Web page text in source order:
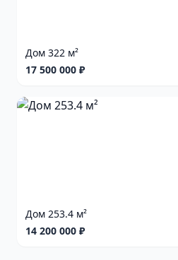
Дом 322 м²
17 500 000 ₽
Дом 253.4 м²
14 200 000 ₽